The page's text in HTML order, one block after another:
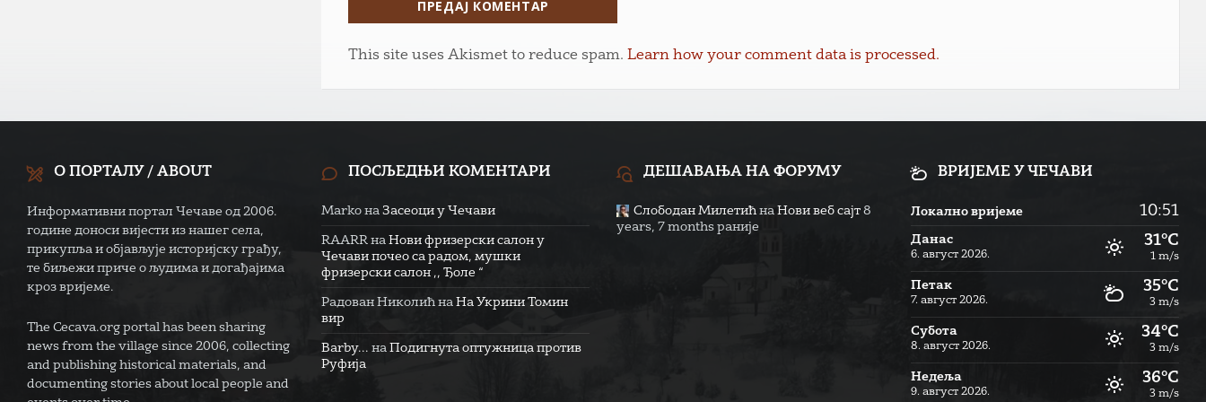
This site uses Akismet to reduce spam.Learn how your comment data is processed.
О ПОРТАЛУ / ABOUT
Информативни портал Чечаве од 2006.
године доноси вијести из нашег села,
прикупља и објављује историјску грађу,
те биљежи приче о људима и догађајима
кроз вријеме.
The Cecava.org portal has been sharing
news from the village since 2006, collecting
and publishing historical materials, and
documenting stories about local people and
ПОСЉЕДЊИ КОМЕНТАРИ
Marko наЗасеоци у Чечави
RAARR наНови фризерски салон у
Чечави почео са радом, мушки
фризерски салон ,, Ђоле “
Радован Николић наНа Укрини Томин
вир
Barby... наПодигнута оптужница против
Руфија
ДЕШАВАЊА НА ФОРУМУ
Слободан Милетићна Нови веб сајт 8
years, 7 months раније
ВРИЈЕМЕ У ЧЕЧАВИ
Локално вријеме 10:51
Данас
6. август 2026.
31°C
1 m/s
Петак
7. август 2026.
35°C
3 m/s
Субота
8. август 2026.
34°C
3 m/s
Недеља
9. август 2026.
36°C
3 m/s